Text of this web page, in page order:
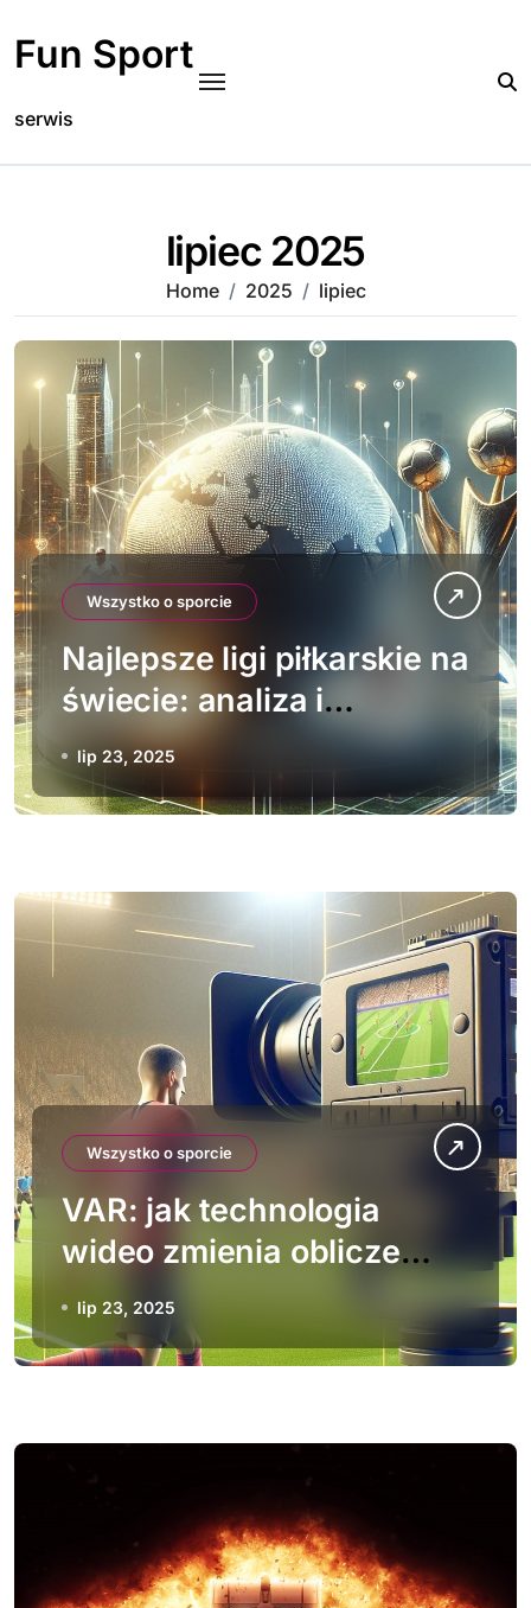
content
Fun Sport
serwis
lipiec 2025
Home 2025 lipiec
Wszystko o sporcie
Najlepsze ligi piłkarskie na
świecie: analiza i
porównanie
lip 23, 2025
Wszystko o sporcie
VAR: jak technologia
wideo zmienia oblicze
piłki nożnej
lip 23, 2025